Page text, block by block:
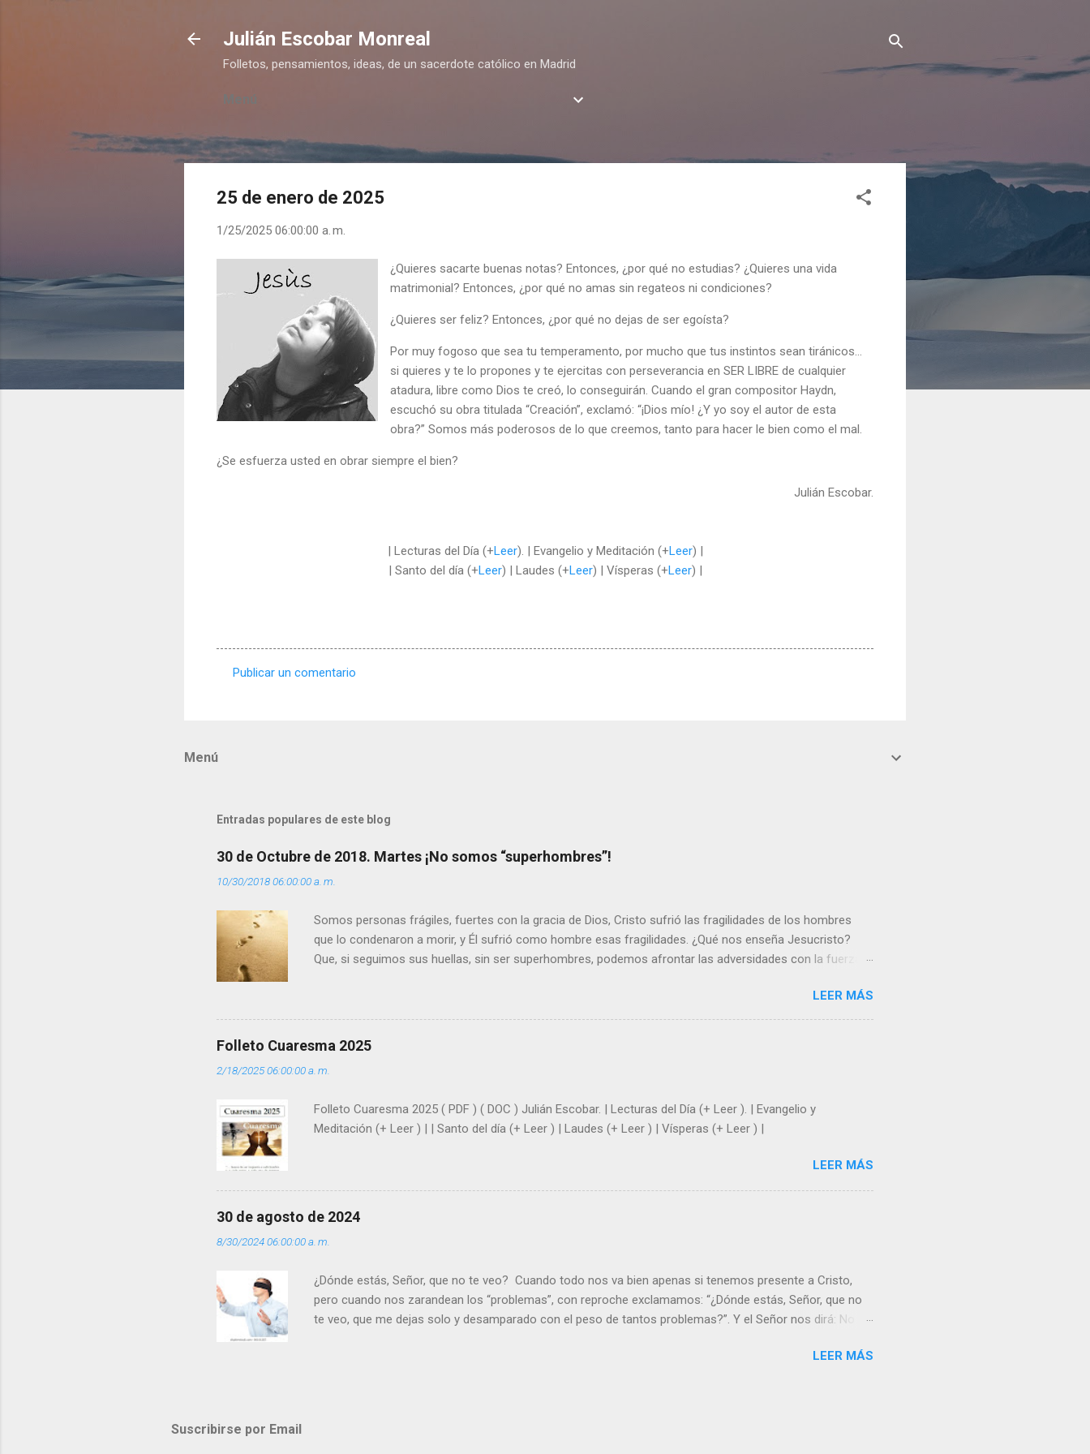
Julián Escobar Monreal
Folletos, pensamientos, ideas, de un sacerdote católico en Madrid
Menú
25 de enero de 2025
1/25/2025 06:00:00 a. m.
¿Quieres sacarte buenas notas? Entonces, ¿por qué no estudias? ¿Quieres una vida
matrimonial? Entonces, ¿por qué no amas sin regateos ni condiciones?
¿Quieres ser feliz? Entonces, ¿por qué no dejas de ser egoísta?
Por muy fogoso que sea tu temperamento, por mucho que tus instintos sean tiránicos…
si quieres y te lo propones y te ejercitas con perseverancia en SER LIBRE de cualquier
atadura, libre como Dios te creó, lo conseguirán. Cuando el gran compositor Haydn,
escuchó su obra titulada “Creación”, exclamó: “¡Dios mío! ¿Y yo soy el autor de esta
obra?” Somos más poderosos de lo que creemos, tanto para hacer le bien como el mal.
¿Se esfuerza usted en obrar siempre el bien?
Julián Escobar.
| Lecturas del Día (+Leer). | Evangelio y Meditación (+Leer) |
| Santo del día (+Leer) | Laudes (+Leer) | Vísperas (+Leer) |
a
Publicar un comentario
Menú
Entradas populares de este blog
30 de Octubre de 2018. Martes ¡No somos “superhombres”!
10/30/2018 06:00:00 a. m.
Somos personas frágiles, fuertes con la gracia de Dios, Cristo sufrió las fragilidades de los hombres
que lo condenaron a morir, y Él sufrió como hombre esas fragilidades. ¿Qué nos enseña Jesucristo?
Que, si seguimos sus huellas, sin ser superhombres, podemos afrontar las adversidades con la fuerza y
que los demás se sientan acompañados y protegidos por nosotros. “ Señor, soy un árbol sin frutos,
pero tú me das la savia para que al menos mis ramas y hojas den sombra en los días del sol abrasador
”. - ¿Te sientes super hombre? - ¿Superas tu fragilidad con la gracia de Dios? Julián Escobar. | Lecturas
(+ Leer ) |
LEER MÁS
Folleto Cuaresma 2025
2/18/2025 06:00:00 a. m.
Folleto Cuaresma 2025 ( PDF ) ( DOC ) Julián Escobar. | Lecturas del Día (+ Leer ). | Evangelio y
Meditación (+ Leer ) | | Santo del día (+ Leer ) | Laudes (+ Leer ) | Vísperas (+ Leer ) |
LEER MÁS
30 de agosto de 2024
8/30/2024 06:00:00 a. m.
¿Dónde estás, Señor, que no te veo? Cuando todo nos va bien apenas si tenemos presente a Cristo,
pero cuando nos zarandean los “problemas”, con reproche exclamamos: “¿Dónde estás, Señor, que no
te veo, que me dejas solo y desamparado con el peso de tantos problemas?”. Y el Señor nos dirá: No
porque lloras tus problemas y no gozas de la vida. ¿Cómo puedes creer que Yo dejo a nadie sólo con
LEER MÁS
Suscribirse por Email